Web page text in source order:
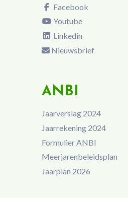
Facebook
Youtube
Linkedin
Nieuwsbrief
ANBI
Jaarverslag 2024
Jaarrekening 2024
Formulier ANBI
Meerjarenbeleidsplan
Jaarplan 2026